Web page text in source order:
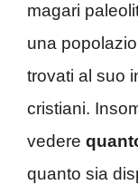
magari
una
trovati al suo
cristiani.
vedere
quanto sia